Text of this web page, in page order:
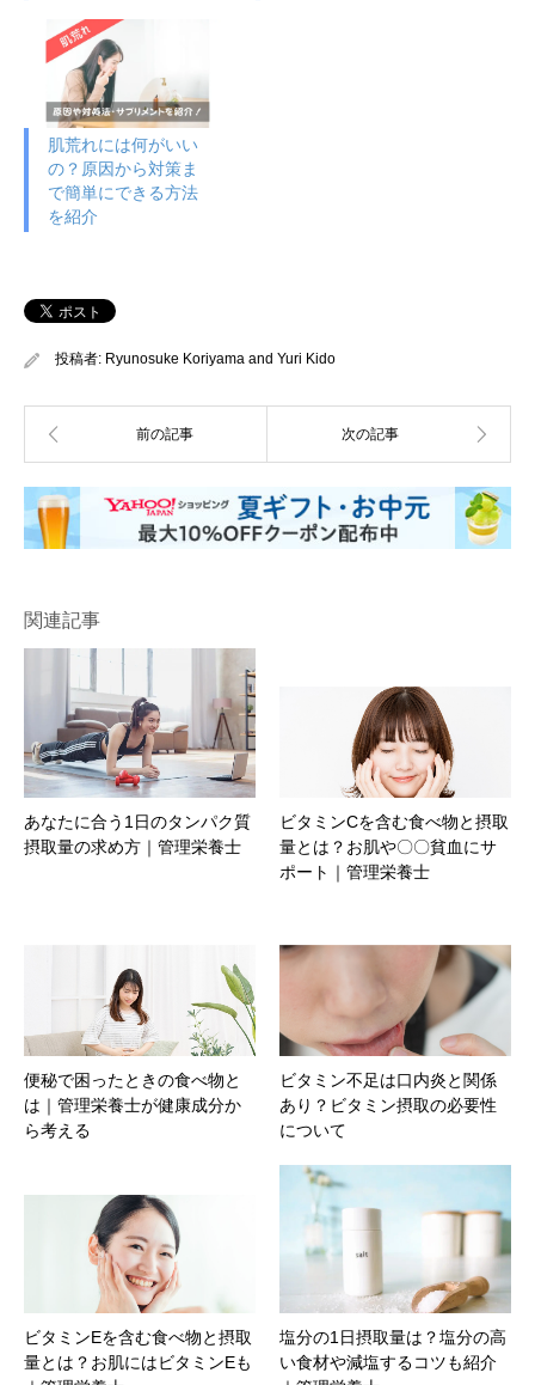
肌荒れには何がいい
の？原因から対策ま
で簡単にできる方法
を紹介
投稿者: Ryunosuke Koriyama and Yuri Kido
関連記事
あなたに合う1日のタンパク質
摂取量の求め方｜管理栄養士
ビタミンCを含む食べ物と摂取
量とは？お肌や〇〇貧血にサ
ポート｜管理栄養士
便秘で困ったときの食べ物と
は｜管理栄養士が健康成分か
ら考える
ビタミン不足は口内炎と関係
あり？ビタミン摂取の必要性
について
ビタミンEを含む食べ物と摂取
量とは？お肌にはビタミンEも
塩分の1日摂取量は？塩分の高
い食材や減塩するコツも紹介